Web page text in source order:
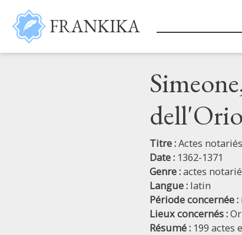
Aller au contenu principal
FRANKIKA
Titre :Actes
Date : 1362-1371
Genre :actes
Langue : latin
Période concernée :
Lieux concernés :
Résumé : 199 actes